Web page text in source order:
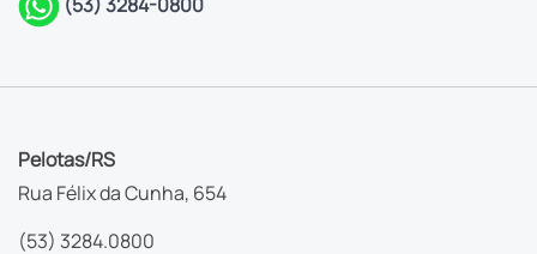
Pelotas/RS
Rua Félix da Cunha, 654
(53) 3284.0800